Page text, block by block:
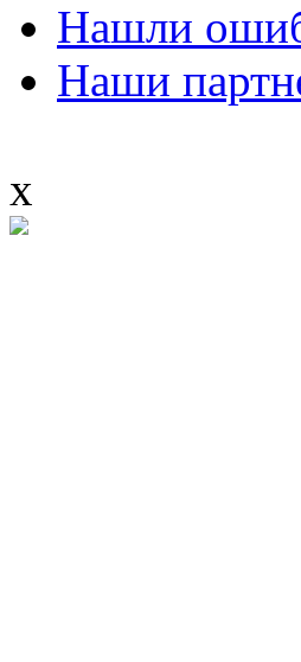
Нашли
Наши
x